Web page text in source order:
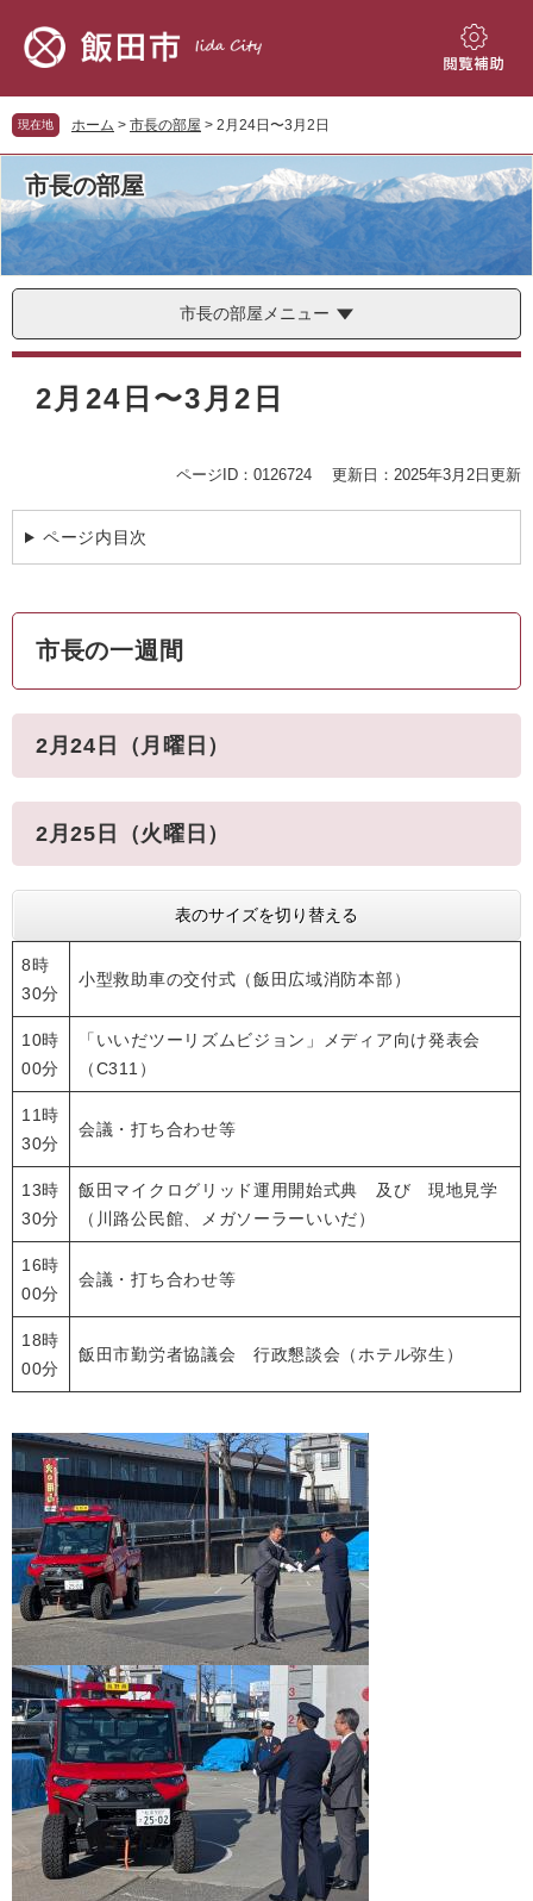
先
頭
で
す。
を
飛
ば
て
本
文
へ
閲
現在地 ホーム > 市長の部屋 > 2月24日〜3月2日
市長の部屋
市長の部屋メニュー
本
2月24日〜3月2日
ページID：0126724 更新日：2025年3月2日更新
ページ内目次
市長の一週間
2月24日（月曜日）
2月25日（火曜日）
表のサイズを切り替える
8時
30分
小型救助車の交付式（飯田広域消防本部）
10時
00分
「いいだツーリズムビジョン」メディア向け発表会
（C311）
11時
30分
会議・打ち合わせ等
13時
30分
飯田マイクログリッド運用開始式典 及び 現地見学
（川路公民館、メガソーラーいいだ）
16時
00分
会議・打ち合わせ等
18時
00分
飯田市勤労者協議会 行政懇談会（ホテル弥生）